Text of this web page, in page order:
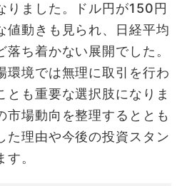
りました。ドル円が150円
値動きも見られ、日経平均
落ち着かない展開でした。
環境では無理に取引を行わ
とも重要な選択肢になりま
市場動向を整理するととも
た理由や今後の投資スタン
。